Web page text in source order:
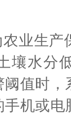
业生产
壤水分
值时
机或